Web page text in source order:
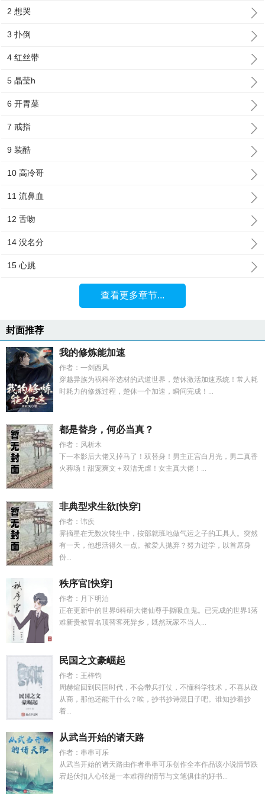
2 想哭
3 扑倒
4 红丝带
5 晶莹h
6 开胃菜
7 戒指
9 装酷
10 高冷哥
11 流鼻血
12 舌吻
14 没名分
15 心跳
查看更多章节...
封面推荐
我的修炼能加速
作者：一剑西风
穿越异族为祸科举选材的武道世界，楚休激活加速系统！常人耗
时耗力的修炼过程，楚休一个加速，瞬间完成！...
都是替身，何必当真？
作者：风析木
下一本影后大佬又掉马了！双替身！男主正宫白月光，男二真香
火葬场！甜宠爽文＋双洁无虐！女主真大佬！...
非典型求生欲[快穿]
作者：讳疾
霁摘星在无数次转生中，按部就班地做气运之子的工具人。突然
有一天，他想活得久一点。被爱人抛弃？努力进学，以首席身
份...
秩序官[快穿]
作者：月下明泊
正在更新中的世界6科研大佬仙尊手撕吸血鬼。已完成的世界1落
难新贵被冒名顶替客死异乡，既然玩家不当人...
民国之文豪崛起
作者：王梓钧
周赫煊回到民国时代，不会带兵打仗，不懂科学技术，不喜从政
从商，那他还能干什么？唉，抄书抄诗混日子吧。谁知抄着抄
着...
从武当开始的诸天路
作者：串串可乐
从武当开始的诸天路由作者串串可乐创作全本作品该小说情节跌
宕起伏扣人心弦是一本难得的情节与文笔俱佳的好书...